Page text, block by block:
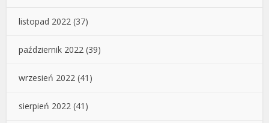
listopad 2022 (37)
październik 2022 (39)
wrzesień 2022 (41)
sierpień 2022 (41)